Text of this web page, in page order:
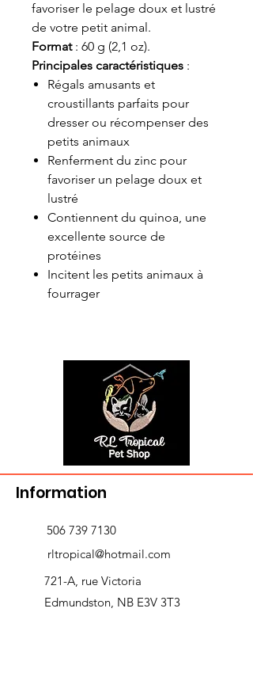
favoriser le pelage doux et lustré
de votre petit animal.
Format: 60 g (2,1 oz).
Principales caractéristiques :
Régals amusants et
croustillants parfaits pour
dresser ou récompenser des
petits animaux
Renferment du zinc pour
favoriser un pelage doux et
lustré
Contiennent du quinoa, une
excellente source de
protéines
Incitent les petits animaux à
fourrager
Information
506 739 7130
rltropical@hotmail.com
721-A, rue Victoria
Edmundston, NB E3V 3T3